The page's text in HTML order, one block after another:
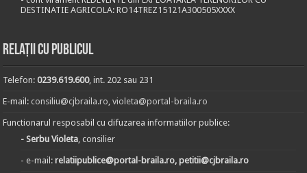
DESTINATIE AGRICOLA: RO14TREZ15121A300505XXXX
Relații cu publicul
Telefon:0239.619.600, int. 202 sau 231
E-mail:consiliu@cjbraila.ro,violeta@portal-braila.ro
Functionarul resposabil cu difuzarea informatiilor publice:
- Serbu Violeta, consilier
- e-mail:relatiipublice@portal-braila.ro, petitii@cjbraila.ro